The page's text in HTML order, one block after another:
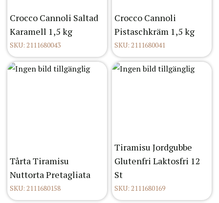
Crocco Cannoli Saltad
Karamell 1,5 kg
SKU: 2111680043
Crocco Cannoli
Pistaschkräm 1,5 kg
SKU: 2111680041
Tårta Tiramisu
Nuttorta Pretagliata
SKU: 2111680158
Tiramisu Jordgubbe
Glutenfri Laktosfri 12
St
SKU: 2111680169